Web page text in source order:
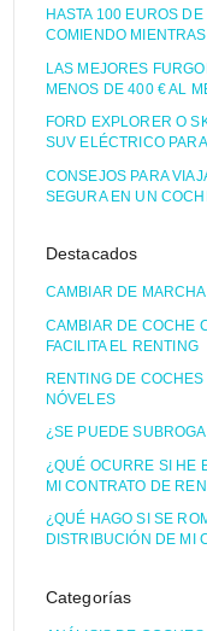
HASTA 100 EUROS
COMIENDO
LAS MEJORES
MENOS DE 400 € AL
FORD EXPLORER O
SUV ELÉCTRICO
CONSEJOS PARA
SEGURA EN UN
Destacados
CAMBIAR DE
CAMBIAR DE COCHE
FACILITA EL RENTING
RENTING DE
NÓVELES
¿SE PUEDE
¿QUÉ OCURRE SI HE
MI CONTRATO DE
¿QUÉ HAGO SI SE
DISTRIBUCIÓN DE MI
Categorías